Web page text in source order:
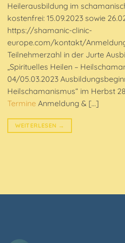
Heilerausbildung im
kostenfrei: 15.09.2023 sowie
https://shamanic-clinic-
europe.com/kontakt/
Teilnehmerzahl in der Jurte
„Spirituelles Heilen –
04/05.03.2023
Heilschamanismus“ im Herbst
Termine Anmeldung & […]
WEITERLESEN →